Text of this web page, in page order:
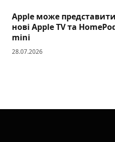
Apple може представити
нові Apple TV та
mini
28.07.2026